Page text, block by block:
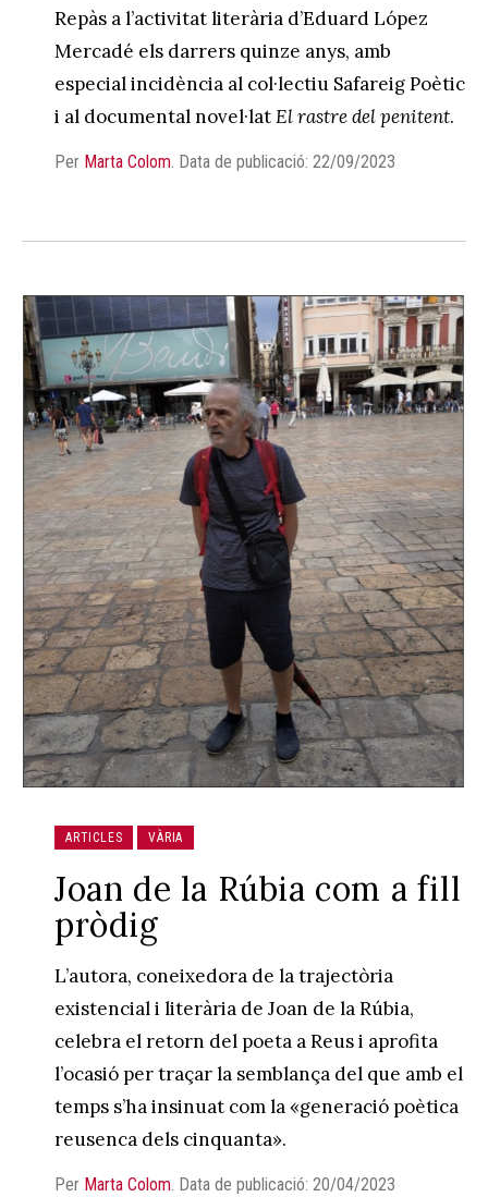
Repàs a l’activitat literària d’Eduard López
Mercadé els darrers quinze anys, amb
especial incidència al col·lectiu Safareig Poètic
i al documental novel·latEl rastre del penitent.
Per Marta Colom Data de publicació: 22/09/2023
ARTICLES VÀRIA
Joan de la Rúbia com a fill
pròdig
L’autora, coneixedora de la trajectòria
existencial i literària de Joan de la Rúbia,
celebra el retorn del poeta a Reus i aprofita
l’ocasió per traçar la semblança del que amb el
temps s’ha insinuat com la «generació poètica
reusenca dels cinquanta».
Per Marta Colom. Data de publicació: 20/04/2023